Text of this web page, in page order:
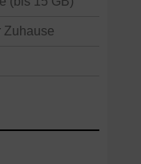
Zuhause